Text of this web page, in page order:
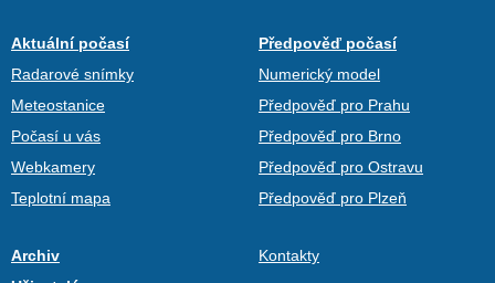
Aktuální počasí
Radarové snímky
Meteostanice
Počasí u vás
Webkamery
Teplotní mapa
Předpověď počasí
Numerický model
Předpověď pro Prahu
Předpověď pro Brno
Předpověď pro Ostravu
Předpověď pro Plzeň
Archiv
Kontakty